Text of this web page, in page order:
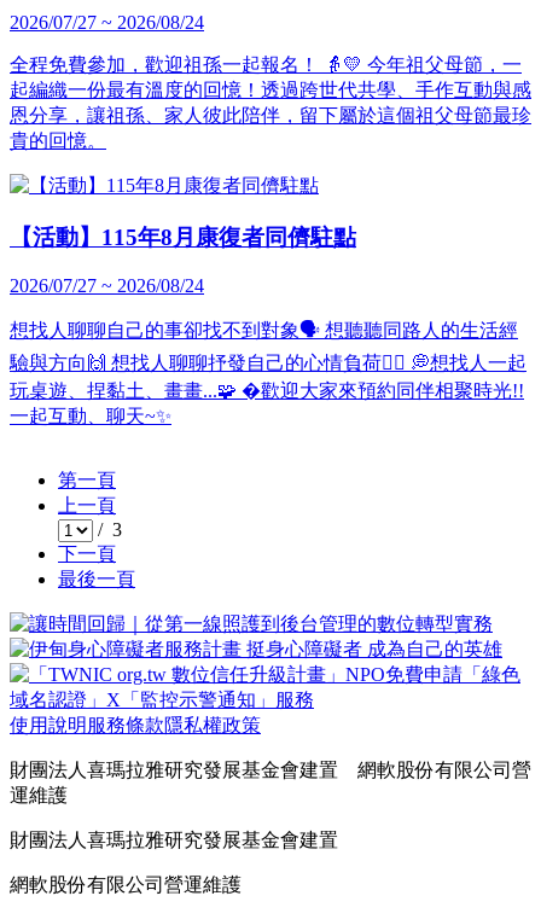
2026/07/27 ~ 2026/08/24
全程免費參加，歡迎祖孫一起報名！ 👵💛 今年祖父母節，一
起編織一份最有溫度的回憶！透過跨世代共學、手作互動與感
恩分享，讓祖孫、家人彼此陪伴，留下屬於這個祖父母節最珍
貴的回憶。
【活動】115年8月康復者同儕駐點
2026/07/27 ~ 2026/08/24
想找人聊聊自己的事卻找不到對象🗣 想聽聽同路人的生活經
驗與方向🙌 想找人聊聊抒發自己的心情負荷🧘‍♀️ 💭想找人一起
玩桌遊、捏黏土、畫畫...🧩 �歡迎大家來預約同伴相聚時光!!
一起互動、聊天~✨
第一頁
上一頁
/ 3
下一頁
最後一頁
使用說明 服務條款隱私權政策
財團法人喜瑪拉雅研究發展基金會建置 網軟股份有限公司營
運維護
財團法人喜瑪拉雅研究發展基金會建置
網軟股份有限公司營運維護